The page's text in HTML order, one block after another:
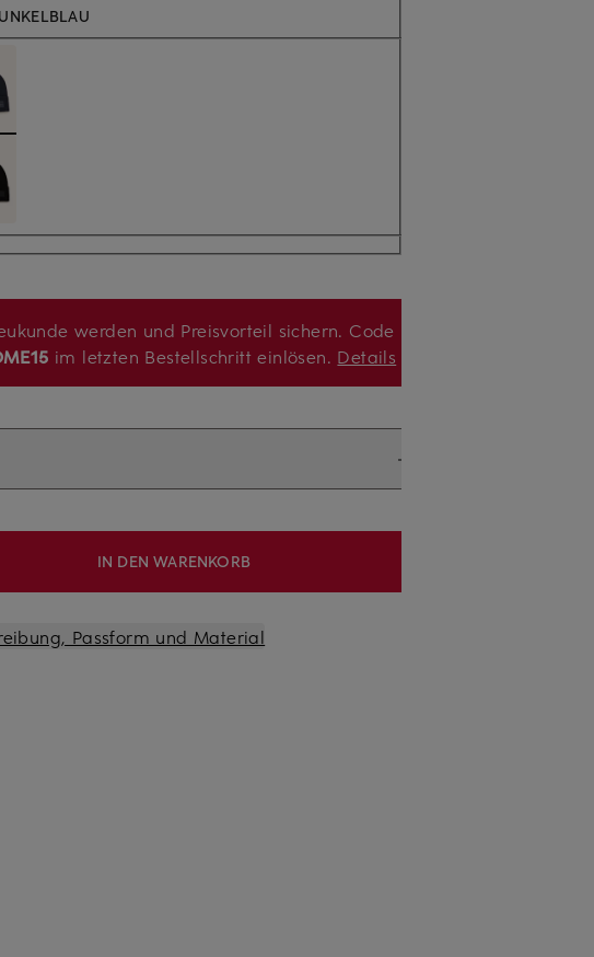
werden und Preisvorteil sichern. Code
im letzten Bestellschritt einlösen. Details
IN DEN WARENKORB
Passform und Material